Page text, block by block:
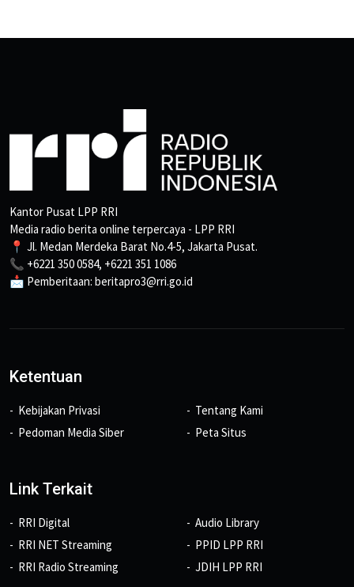
Kantor Pusat LPP RRI
Media radio berita online terpercaya - LPP RRI
📍 Jl. Medan Merdeka Barat No.4-5, Jakarta Pusat.
📞 +6221 350 0584, +6221 351 1086
📩 Pemberitaan: beritapro3@rri.go.id
Ketentuan
Kebijakan Privasi
Pedoman Media Siber
Tentang Kami
Peta Situs
Link Terkait
RRI Digital
RRI NET Streaming
RRI Radio Streaming
Audio Library
PPID LPP RRI
JDIH LPP RRI